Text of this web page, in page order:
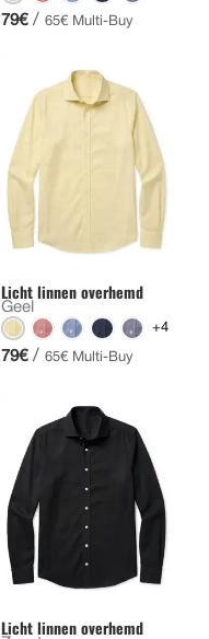
79€ / 65€ Multi-Buy
Licht linnen overhemd
Geel
+4
79€ / 65€ Multi-Buy
Licht linnen overhemd